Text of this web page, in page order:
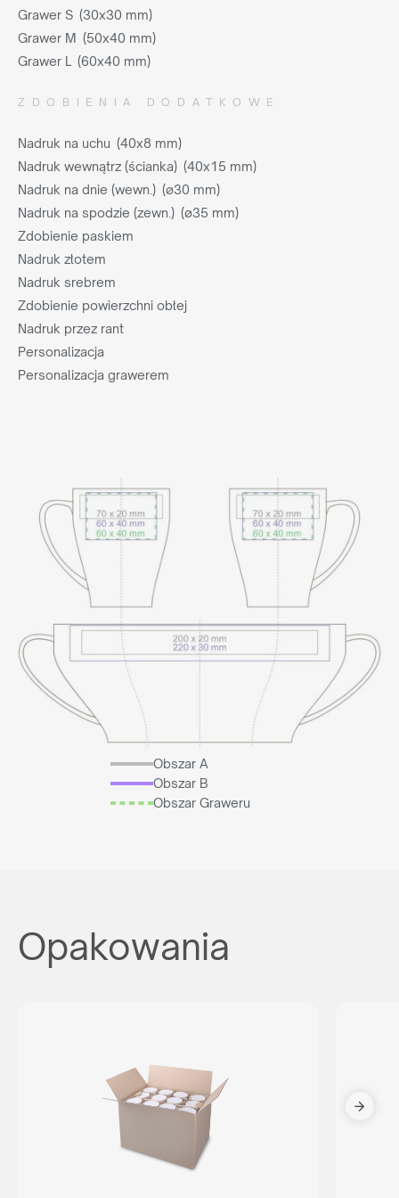
Grawer S (30x30 mm)
Grawer M (50x40 mm)
Grawer L (60x40 mm)
ZDOBIENIA DODATKOWE
Nadruk na uchu (40x8 mm)
Nadruk wewnątrz (ścianka) (40x15 mm)
Nadruk na dnie (wewn.) (ø30 mm)
Nadruk na spodzie (zewn.) (ø35 mm)
Zdobienie paskiem
Nadruk złotem
Nadruk srebrem
Zdobienie powierzchni obłej
Nadruk przez rant
Personalizacja
Personalizacja grawerem
Obszar A
Obszar B
Obszar Graweru
Opakowania
Reprezentujesz
agencję reklamową?